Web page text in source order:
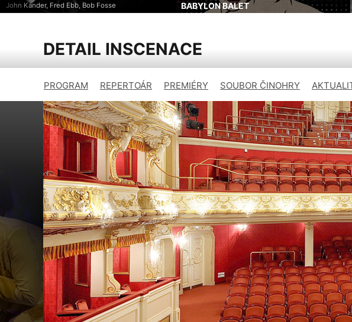
John Kander, Fred Ebb, Bob Fosse BABYLON BALET
DETAIL INSCENACE
PROGRAM REPERTOÁR PREMIÉRY SOUBOR ČINOHRY